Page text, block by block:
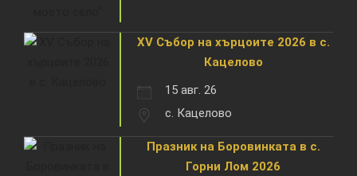
XV Събор на хърцоите 2026 в с.
Кацелово
15 авг. 26
с. Кацелово
Празник на Боровинката в с.
Горни Лом 2026